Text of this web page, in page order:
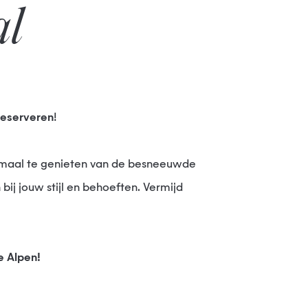
!
jouw stijl en behoeften. Vermijd
Alpen!